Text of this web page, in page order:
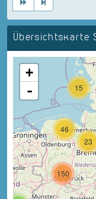
Übersichtskarte
23
46
15
150
+
-